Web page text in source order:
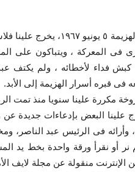
لينعقوا
فى المعركة ، ويتباكون على
كبش فداء لأخطائه ، ولم يكتف
قبره أسرار الهزيمة إلى الأبد.
مكررة علينا سنويا منذ تمت
علينا البعض بإدعاءات جديدة
على تقييمه لمعركة ١٩٦٧، وأرائه فى
نر أو نقرأ ورقة واحدة بخط يد
منقولة عن مجلة لايف